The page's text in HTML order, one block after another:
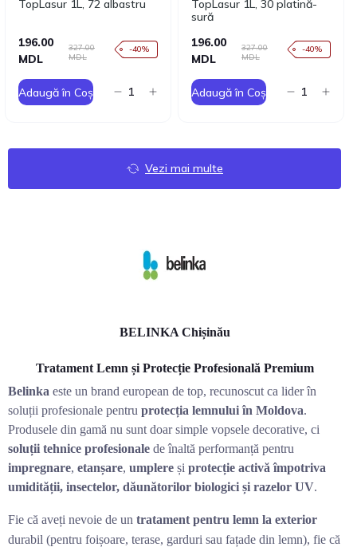
TopLasur 1L, 72 albastru
327.00
MDL
196.00
MDL
-40%
Adaugă în Coș
TopLasur 1L, 30 platină-
sură
327.00
MDL
196.00
MDL
-40%
Adaugă în Coș
Vezi mai multe
BELINKA Chișinău
Tratament Lemn și Protecție Profesională Premium
Belinka este un brand european de top, recunoscut ca lider în
soluții profesionale pentru protecția lemnului în Moldova.
Produsele din gamă nu sunt doar simple vopsele decorative, ci
soluții tehnice profesionale de înaltă performanță pentru
impregnare, etanșare, umplere și protecție activă împotriva
umidității, insectelor, dăunătorilor biologici și razelor UV.
Fie că aveți nevoie de un tratament pentru lemn la exterior
durabil (pentru foișoare, terase, garduri sau fațade din lemn), fie că